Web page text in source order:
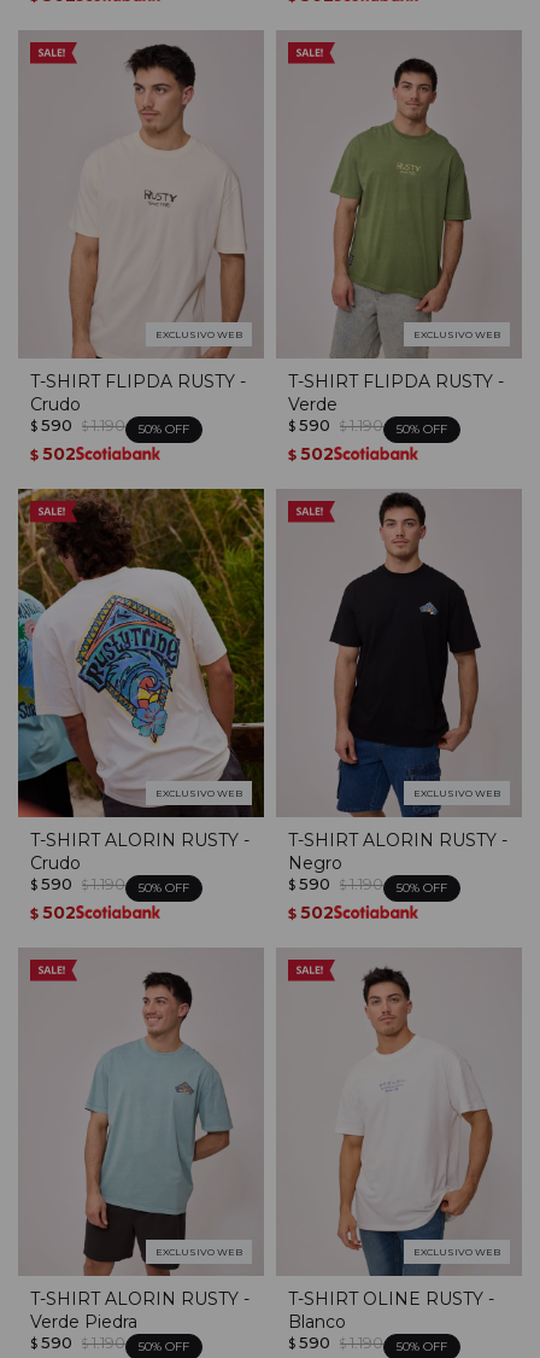
EXCLUSIVO WEB
T-SHIRT FLIPDA RUSTY -
Crudo
$ 590 $ 1.190 50
$ 502
EXCLUSIVO WEB
T-SHIRT FLIPDA RUSTY -
Verde
$ 590 $ 1.190 50
$ 502
EXCLUSIVO WEB
T-SHIRT ALORIN RUSTY -
Crudo
$ 590 $ 1.190 50
$ 502
EXCLUSIVO WEB
T-SHIRT ALORIN RUSTY -
Negro
$ 590 $ 1.190 50
$ 502
EXCLUSIVO WEB
T-SHIRT ALORIN RUSTY -
Verde Piedra
$ 590 $ 1.190 50
EXCLUSIVO WEB
T-SHIRT OLINE RUSTY -
Blanco
$ 590 $ 1.190 50